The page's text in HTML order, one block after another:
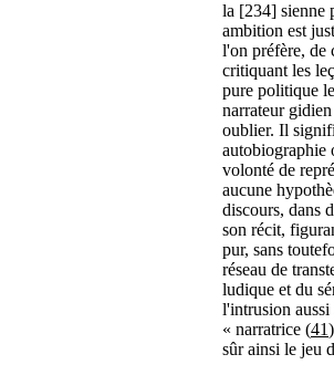
la [234] sienne
ambition est
l'on préfère, de
critiquant les
pure politique
narrateur
oublier. Il
autobiographie
volonté de
aucune
discours, dans
son récit,
pur, sans
réseau de
ludique et du
l'intrusion
« narratrice (41
sûr ainsi le jeu